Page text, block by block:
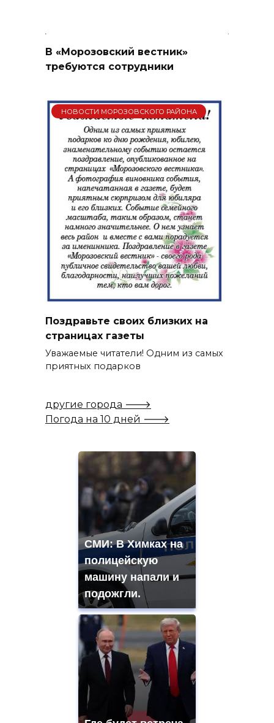
В «Морозовский вестник»
требуются сотрудники
НОВОСТИ МОРОЗОВСКОГО РАЙОНА
Поздравьте своих близких на
страницах газеты
Уважаемые читатели! Одним из самых
приятных подарков
другие города 🡒
Погода на 10 дней 🡒
СМИ: В Химках на
полицейскую
машину напали и
подожгли.